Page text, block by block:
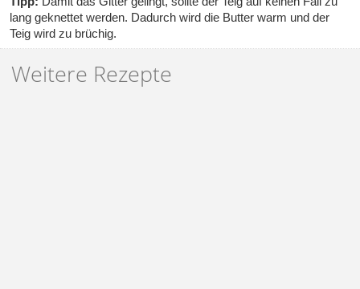
lang geknettet werden. Dadurch wird die Butter warm und der
Teig wird zu brüchig.
Weitere Rezepte